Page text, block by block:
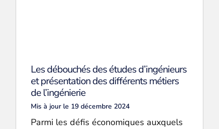
Les débouchés des études d’ingénieurs
et présentation des différents métiers
de l’ingénierie
Mis à jour le 19 décembre 2024
Parmi les défis économiques auxquels